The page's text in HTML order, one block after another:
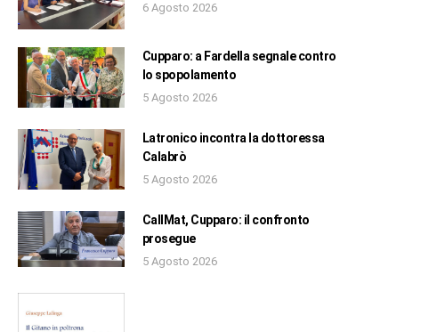
6 Agosto 2026
Cupparo: a Fardella segnale contro
lo spopolamento
5 Agosto 2026
Latronico incontra la dottoressa
Calabrò
5 Agosto 2026
CallMat, Cupparo: il confronto
prosegue
5 Agosto 2026